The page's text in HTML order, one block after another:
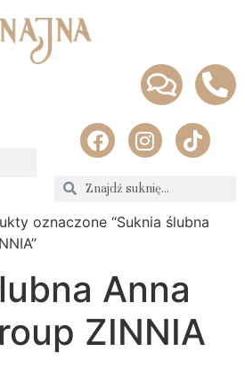
oznaczone “Suknia ślubna
Anna
ZINNIA